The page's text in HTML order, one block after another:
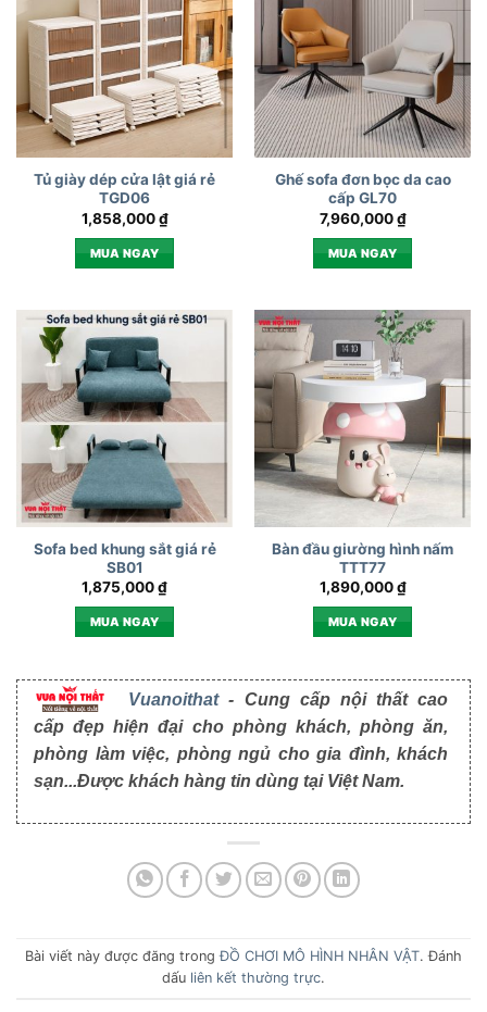
Tủ giày dép cửa lật giá rẻ
TGD06
1,858,000₫
MUA NGAY
Ghế sofa đơn bọc da cao
cấp GL70
7,960,000₫
MUA NGAY
Sofa bed khung sắt giá rẻ
SB01
1,875,000₫
MUA NGAY
Bàn đầu giường hình nấm
TTT77
1,890,000₫
MUA NGAY
Vuanoithat- Cung cấp nội thất cao
cấp đẹp hiện đại cho phòng khách, phòng ăn,
phòng làm việc, phòng ngủ cho gia đình, khách
sạn...Được khách hàng tin dùng tại Việt Nam.
Bài viết này được đăng trongĐỒ CHƠI MÔ HÌNH NHÂN VẬT. Đánh
dấu liên kết thường trực.